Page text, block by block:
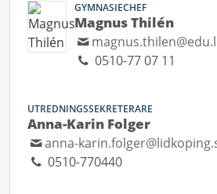
GYMNASIECHEF
Magnus Thilén
0510-77 07 11
UTREDNINGSSEKRETERARE
Anna-Karin Folger
anna-
0510-770440